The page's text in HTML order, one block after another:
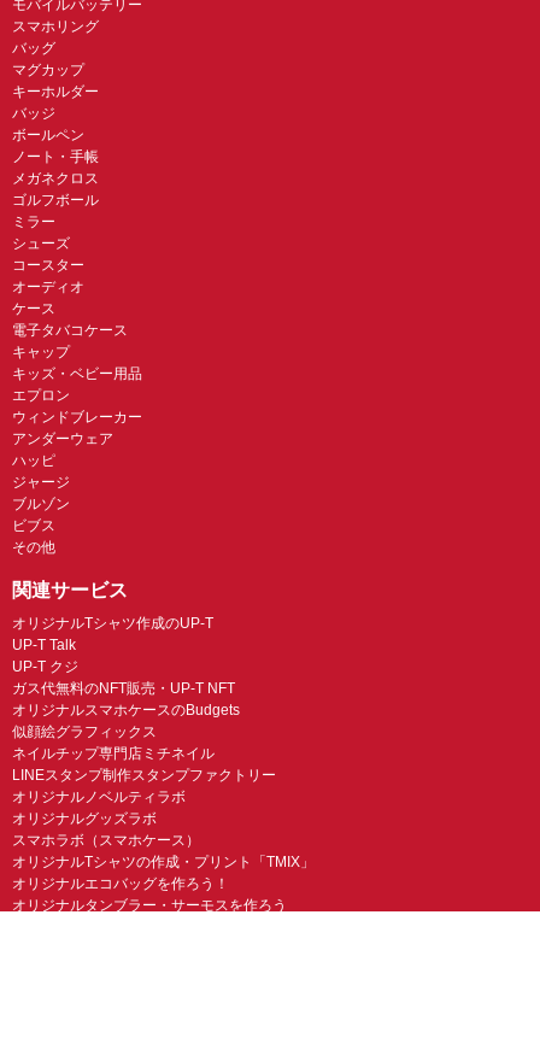
モバイルバッテリー
スマホリング
バッグ
マグカップ
キーホルダー
バッジ
ボールペン
ノート・手帳
メガネクロス
ゴルフボール
ミラー
シューズ
コースター
オーディオ
ケース
電子タバコケース
キャップ
キッズ・ベビー用品
エプロン
ウィンドブレーカー
アンダーウェア
ハッピ
ジャージ
ブルゾン
ビブス
その他
関連サービス
オリジナルTシャツ作成のUP-T
UP-T Talk
UP-T クジ
ガス代無料のNFT販売・UP-T NFT
オリジナルスマホケースのBudgets
似顔絵グラフィックス
ネイルチップ専門店ミチネイル
LINEスタンプ制作スタンプファクトリー
オリジナルノベルティラボ
オリジナルグッズラボ
スマホラボ（スマホケース）
オリジナルTシャツの作成・プリント「TMIX」
オリジナルエコバッグを作ろう！
オリジナルタンブラー・サーモスを作ろう